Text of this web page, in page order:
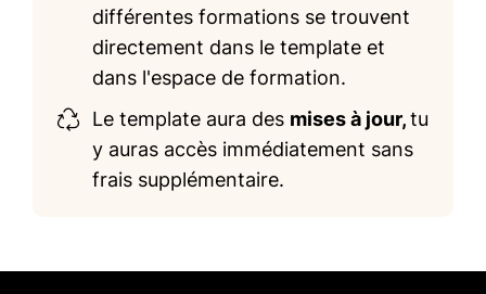
différentes formations se trouvent
directement dans le template et
dans l'espace de formation.
Le template aura des mises à jour,tu
y auras accès immédiatement sans
frais supplémentaire.